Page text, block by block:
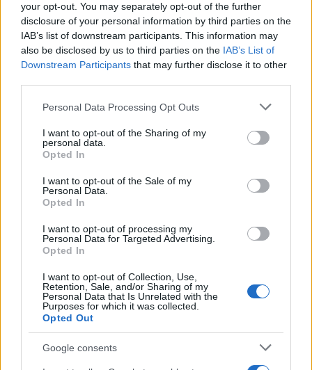
your opt-out. You may separately opt-out of the further
disclosure of your personal information by third parties on the
IAB’s list of downstream participants. This information may
also be disclosed by us to third parties on the IAB’s List of
Downstream Participants that may further disclose it to other
Please note that this website/app uses one or more Google
not limited to your visit or usage behaviour. You may click to
grant or deny consent to Google and its third-party tags to
use your data for below specified purposes in below Google
consent section.
Personal Data Processing Opt Outs
I want to opt-out of the Sharing of my
personal data.
Opted In
I want to opt-out of the Sale of my
Personal Data.
Opted In
I want to opt-out of processing my
Personal Data for Targeted Advertising.
Opted In
I want to opt-out of Collection, Use,
Retention, Sale, and/or Sharing of my
Personal Data that Is Unrelated with the
Purposes for which it was collected.
Opted Out
Google consents
τιμές των επώνυμων προϊόντων.
Όλοι οι παραπάνω παράγοντες λειτουργούν ως
«αντίβαρο» στην ισχύ των μεγάλων προμηθευτών
και περιορίζουν τις πιθανές επιπτώσεις της
συγκέντρωσης.
Πού θα φτάσει το νέο σχήμα στα ράφια
Αλλαντικά από πουλερικά (λιανική)
Το νέο σχήμα θα φτάσει σε αθροιστικό μερίδιο 30–
ένας ακόμη ισχυρός ανταγωνιστής με αντίστοιχο
μερίδιο. Τα τελευταία χρόνια η αγορά εμφανίζει
έντονες αυξομειώσεις, ενώ τα προϊόντα ιδιωτικής
ετικέτας ενισχύουν την πίεση προς τις μεγάλες
μάρκες.
Αλλαντικά από χοιρινό (λιανική)